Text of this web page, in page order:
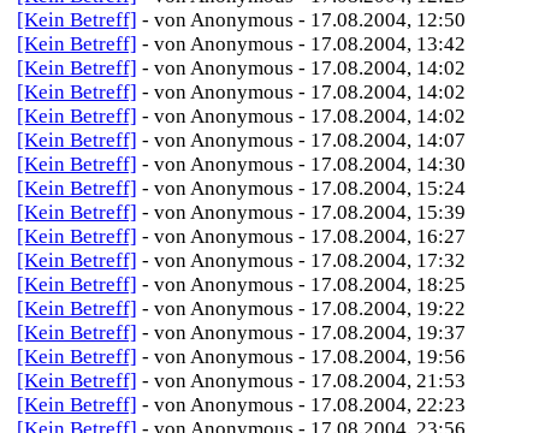
[Kein Betreff] - von Anonymous - 17.08.2004, 12:50
[Kein Betreff] - von Anonymous - 17.08.2004, 13:42
[Kein Betreff] - von Anonymous - 17.08.2004, 14:02
[Kein Betreff] - von Anonymous - 17.08.2004, 14:02
[Kein Betreff] - von Anonymous - 17.08.2004, 14:02
[Kein Betreff] - von Anonymous - 17.08.2004, 14:07
[Kein Betreff] - von Anonymous - 17.08.2004, 14:30
[Kein Betreff] - von Anonymous - 17.08.2004, 15:24
[Kein Betreff] - von Anonymous - 17.08.2004, 15:39
[Kein Betreff] - von Anonymous - 17.08.2004, 16:27
[Kein Betreff] - von Anonymous - 17.08.2004, 17:32
[Kein Betreff] - von Anonymous - 17.08.2004, 18:25
[Kein Betreff] - von Anonymous - 17.08.2004, 19:22
[Kein Betreff] - von Anonymous - 17.08.2004, 19:37
[Kein Betreff] - von Anonymous - 17.08.2004, 19:56
[Kein Betreff] - von Anonymous - 17.08.2004, 21:53
[Kein Betreff] - von Anonymous - 17.08.2004, 22:23